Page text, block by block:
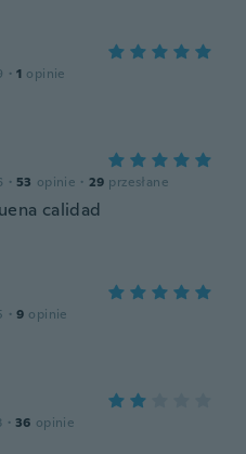
· 1 opinie
· 53 opinie · 29 przesłane
calidad
· 9 opinie
· 36 opinie